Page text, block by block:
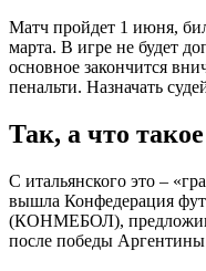
Матч пройдет 1 июня,
марта. В игре не будет
основное закончится
пенальти. Назначать
Так, а что
С итальянского это –
вышла Конфедерация
(КОНМЕБОЛ),
после победы